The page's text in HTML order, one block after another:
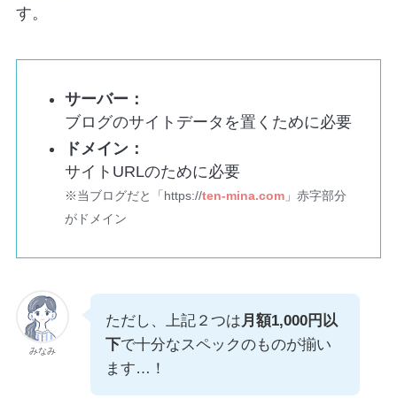
す。
サーバー：
ブログのサイトデータを置くために必要
ドメイン：
サイトURLのために必要
※当ブログだと「https://ten-mina.com」赤字部分
がドメイン
みなみ
ただし、上記２つは 月額1,000円以
下で十分なスペックのものが揃い
ます…！